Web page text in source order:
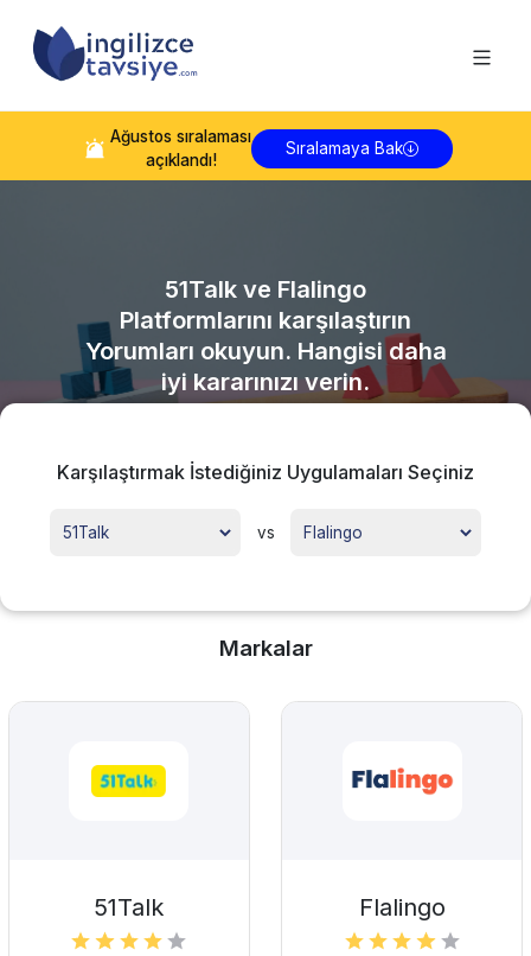
Ağustos sıralaması
açıklandı!
Sıralamaya Bak
51Talk ve Flalingo
Platformlarını karşılaştırın
Yorumları okuyun. Hangisi daha
iyi kararınızı verin.
Karşılaştırmak İstediğiniz Uygulamaları Seçiniz
vs
Markalar
51Talk Flalingo